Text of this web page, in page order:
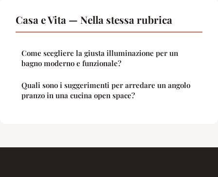
Casa e Vita — Nella stessa rubrica
Come scegliere la giusta illuminazione per un
bagno moderno e funzionale?
Quali sono i suggerimenti per arredare un angolo
pranzo in una cucina open space?